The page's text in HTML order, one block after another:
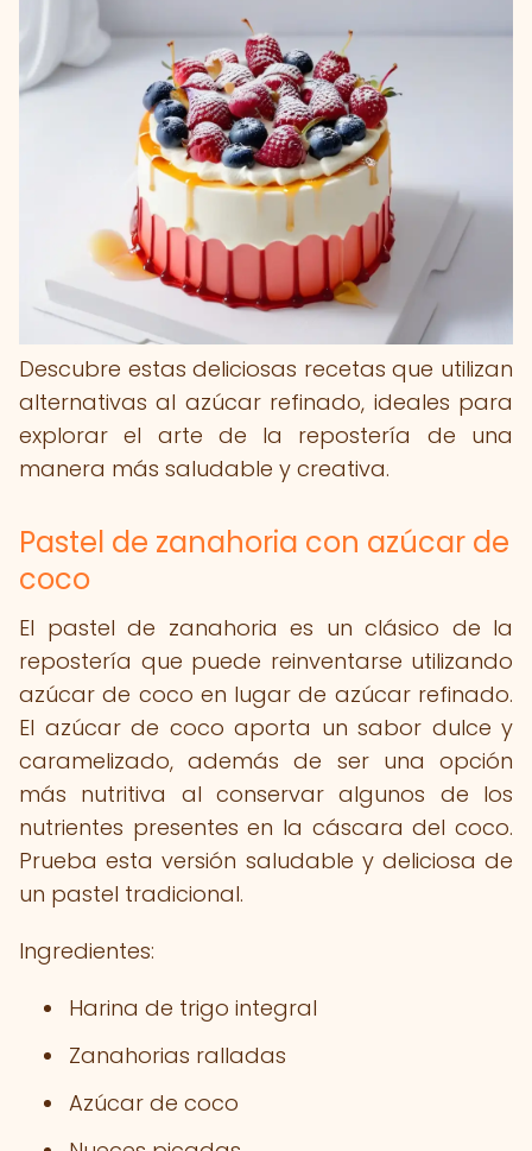
Descubre estas deliciosas recetas que utilizan
alternativas al azúcar refinado, ideales para
explorar el arte de la repostería de una
manera más saludable y creativa.
Pastel de zanahoria con azúcar de
coco
El pastel de zanahoria es un clásico de la
repostería que puede reinventarse utilizando
azúcar de coco en lugar de azúcar refinado.
El azúcar de coco aporta un sabor dulce y
caramelizado, además de ser una opción
más nutritiva al conservar algunos de los
nutrientes presentes en la cáscara del coco.
Prueba esta versión saludable y deliciosa de
un pastel tradicional.
Ingredientes:
Harina de trigo integral
Zanahorias ralladas
Azúcar de coco